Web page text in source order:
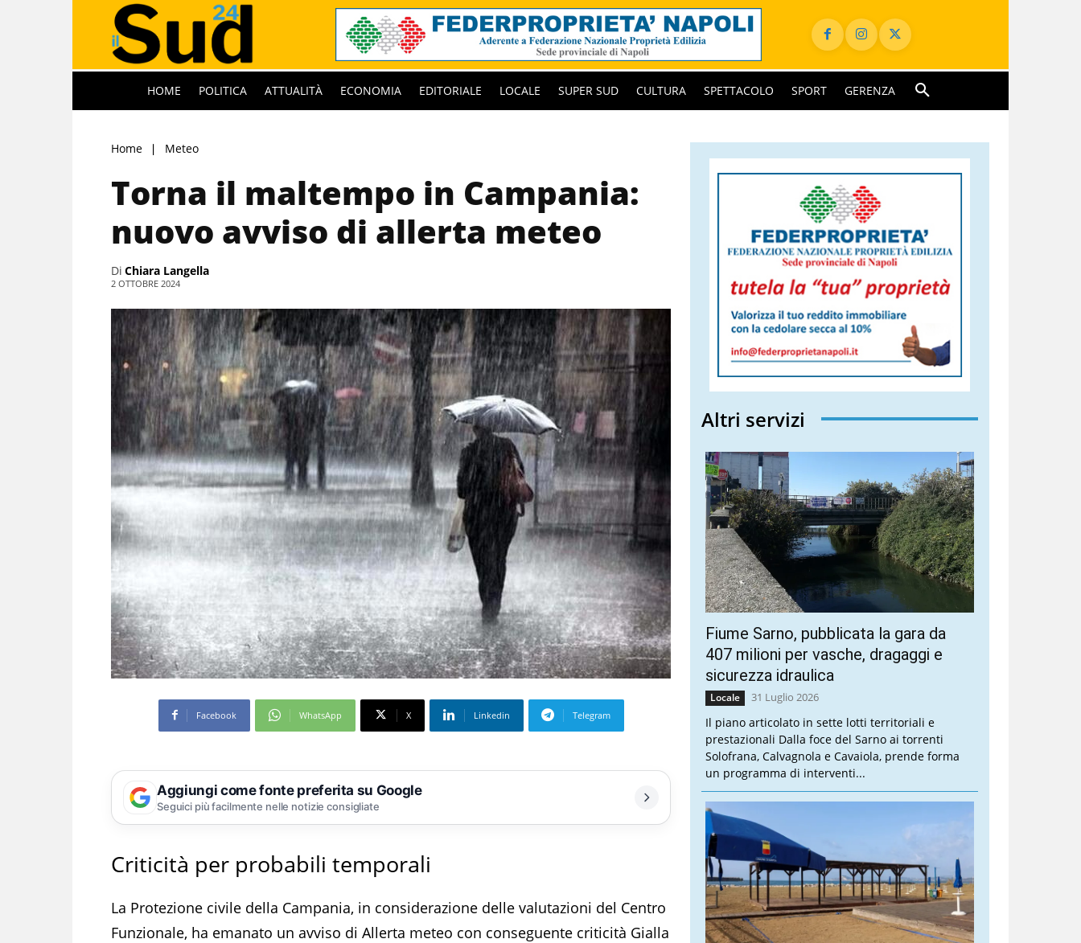
HOME POLITICA ATTUALITÀ ECONOMIA EDITORIALE LOCALE SUPER SUD CULTURA SPETTACOLO SPORT GERENZA
Home Meteo
Torna il maltempo in Campania:
nuovo avviso di allerta meteo
Di Chiara Langella
2 OTTOBRE 2024
Facebook WhatsApp X Linkedin Telegram
Aggiungi come fonte preferita su Google
Seguici più facilmente nelle notizie consigliate
Criticità per probabili temporali
La Protezione civile della Campania, in considerazione delle valutazioni del Centro
Funzionale, ha emanato un avviso di Allerta meteo con conseguente criticità Gialla
Altri servizi
Fiume Sarno, pubblicata la gara da
407 milioni per vasche, dragaggi e
sicurezza idraulica
Locale 31 Luglio 2026
Il piano articolato in sette lotti territoriali e
prestazionali Dalla foce del Sarno ai torrenti
Solofrana, Calvagnola e Cavaiola, prende forma
un programma di interventi...